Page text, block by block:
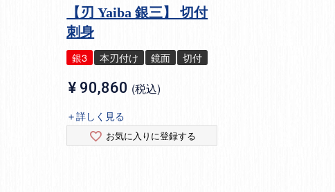
【刃 Yaiba 銀三】 切付
刺身
銀3 本刃付け 鏡面 切付
¥ 90,860 税込
＋詳しく見る
お気に入りに登録する